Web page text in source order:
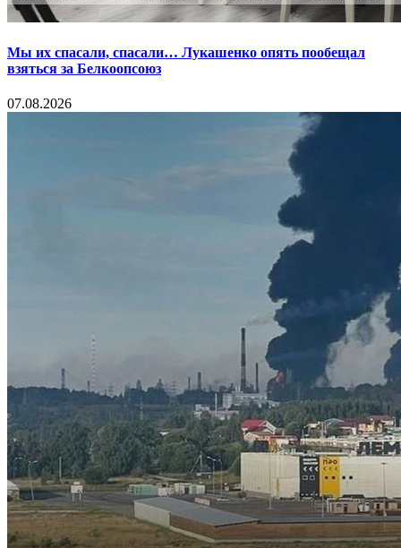
Мы их спасали, спасали… Лукашенко опять пообещал
взяться за Белкоопсоюз
07.08.2026